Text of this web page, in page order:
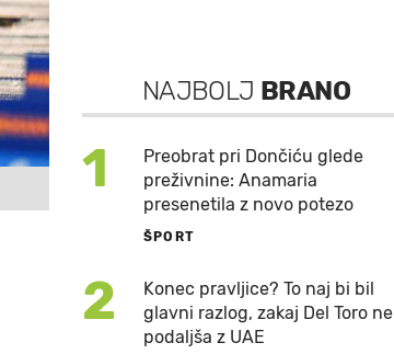
NAJBOLJ BRANO
1
Preobrat pri Dončiću glede
preživnine: Anamaria
presenetila z novo potezo
ŠPORT
2
Konec pravljice? To naj bi bil
glavni razlog, zakaj Del Toro ne
podaljša z UAE